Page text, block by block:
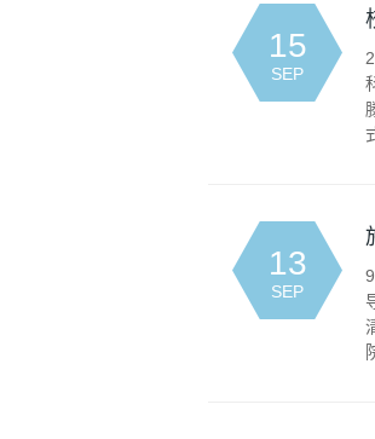
15
SEP
13
SEP